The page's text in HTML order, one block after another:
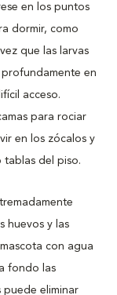
en los puntos
dormir, como
que las larvas
en
acceso.
para rociar
en los zócalos y
tablas del piso.
huevos y las
con agua
fondo las
puede eliminar